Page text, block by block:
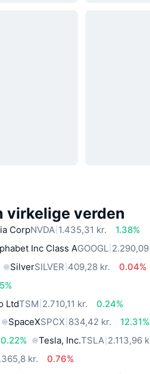
virkelige verden
CorpNVDA 1.435,31 kr.
1.38%
Inc Class AGOOGL
SilverSILVER 409,28 kr.
0.04%
LtdTSM 2.710,11 kr.
0.24%
SpaceXSPCX 834,42 kr.
12.31%
0.22% Tesla, Inc.TSLA 2.113,96
kr.
0.76%